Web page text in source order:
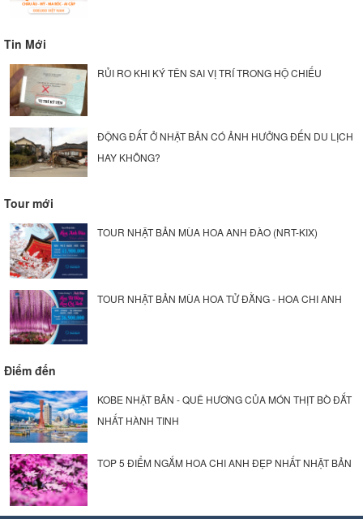
Tin Mới
RỦI RO KHI KÝ TÊN SAI VỊ TRÍ TRONG HỘ CHIẾU
ĐỘNG ĐẤT Ở NHẬT BẢN CÓ ẢNH HƯỞNG ĐẾN DU LỊCH
HAY KHÔNG?
Tour mới
TOUR NHẬT BẢN MÙA HOA ANH ĐÀO (NRT-KIX)
TOUR NHẬT BẢN MÙA HOA TỬ ĐẰNG - HOA CHI ANH
Điểm đến
KOBE NHẬT BẢN - QUÊ HƯƠNG CỦA MÓN THỊT BÒ ĐẮT
NHẤT HÀNH TINH
TOP 5 ĐIỂM NGẮM HOA CHI ANH ĐẸP NHẤT NHẬT BẢN